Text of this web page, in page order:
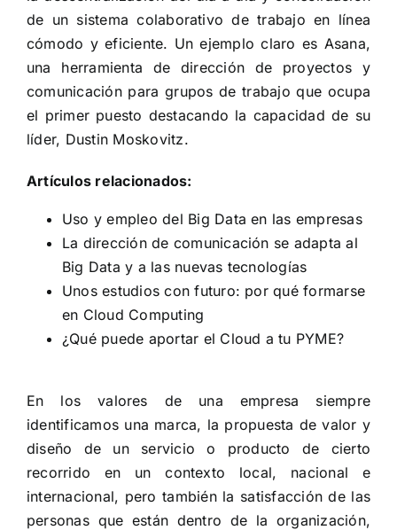
de un sistema colaborativo de trabajo en línea
cómodo y eficiente. Un ejemplo claro es Asana,
una herramienta de dirección de proyectos y
comunicación para grupos de trabajo que ocupa
el primer puesto destacando la capacidad de su
líder, Dustin Moskovitz.
Artículos relacionados:
Uso y empleo del Big Data en las empresas
La dirección de comunicación se adapta al
Big Data y a las nuevas tecnologías
Unos estudios con futuro: por qué formarse
en Cloud Computing
¿Qué puede aportar el Cloud a tu PYME?
En los valores de una empresa siempre
identificamos una marca, la propuesta de valor y
diseño de un servicio o producto de cierto
recorrido en un contexto local, nacional e
internacional, pero también la satisfacción de las
personas que están dentro de la organización,